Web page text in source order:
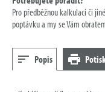
Pro předběžnou kalkulaci či
poptávku a my se Vám
Popis